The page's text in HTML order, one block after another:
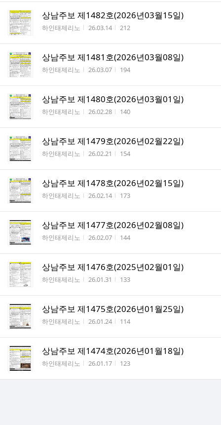
상남주보 제1482호(2026년03월15일)
작성자
하인태제리노 작성시간
26.03.14 조회수
212
상남주보 제1481호(2026년03월08일)
작성자
하인태제리노 작성시간
26.03.07 조회수
194
상남주보 제1480호(2026년03월01일)
작성자
하인태제리노 작성시간
26.02.28 조회수
140
상남주보 제1479호(2026년02월22일)
작성자
하인태제리노 작성시간
26.02.21 조회수
154
상남주보 제1478호(2026년02월15일)
작성자
하인태제리노 작성시간
26.02.14 조회수
173
상남주보 제1477호(2026년02월08일)
작성자
하인태제리노 작성시간
26.02.07 조회수
144
상남주보 제1476호(2025년02월01일)
작성자
하인태제리노 작성시간
26.01.31 조회수
133
상남주보 제1475호(2026년01월25일)
작성자
하인태제리노 작성시간
26.01.24 조회수
114
상남주보 제1474호(2026년01월18일)
작성자
하인태제리노 작성시간
26.01.17 조회수
123